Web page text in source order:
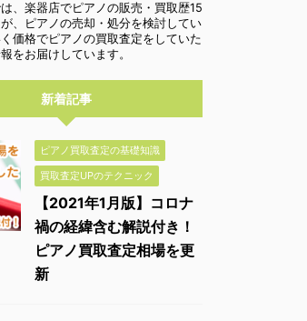
、楽器店でピアノの販売・買取歴15
、ピアノの売却・処分を検討してい
価格でピアノの買取査定をしていた
をお届けしています。
新着記事
ピアノ買取査定の基礎知識
買取査定UPのテクニック
【2021年1月版】コロナ
禍の経緯含む解説付き！
ピアノ買取査定相場を更
新